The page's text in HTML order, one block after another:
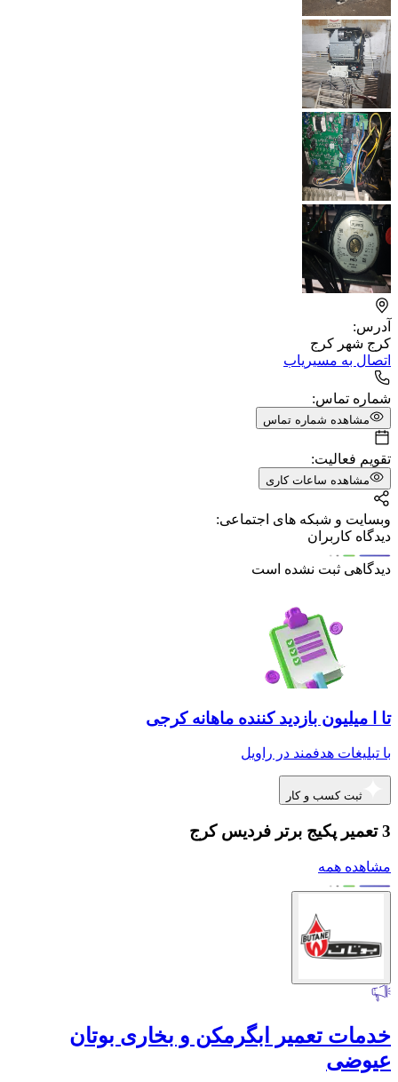
آدرس:
کرج شهر کرج
اتصال به مسیریاب
شماره تماس:
مشاهده شماره تماس
تقویم فعالیت:
مشاهده ساعات کاری
وبسایت و شبکه های اجتماعی:
دیدگاه کاربران
دیدگاهی ثبت نشده است
تا ا میلیون بازدید کننده ماهانه کرجی
با تبلیغات هدفمند در راویل
ثبت کسب و کار
3 تعمیر پکیج برتر فردیس کرج
مشاهده همه
خدمات تعمیر ابگرمکن و بخاری بوتان
عیوضی